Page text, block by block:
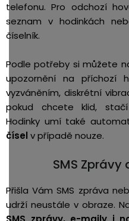
telefonu. Pro odchozí
seznam v hodinkách
číselník.
Podle potřeby si můžete
upozornění na příchozí
vyzváněním, diskrétní
pokud chcete klid,
Hodinky umí také
čísel v případě nouze.
SMS
Přišla Vám SMS zpráva
udrží neustále v obraze.